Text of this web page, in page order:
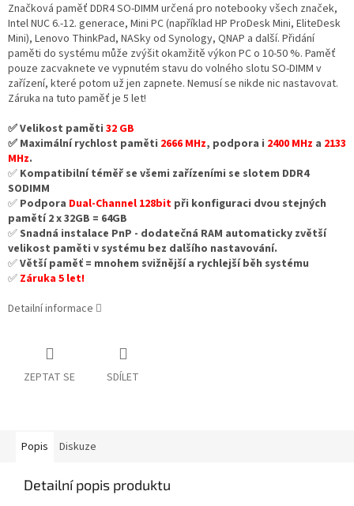
Značková paměť DDR4 SO-DIMM určená pro notebooky všech značek,
Intel NUC 6.-12. generace, Mini PC (například HP ProDesk Mini, EliteDesk
Mini), Lenovo ThinkPad, NASky od Synology, QNAP a další. Přidání
paměti do systému může zvýšit okamžitě výkon PC o 10-50 %. Paměť
pouze zacvaknete ve vypnutém stavu do volného slotu SO-DIMM v
zařízení, které potom už jen zapnete. Nemusí se nikde nic nastavovat.
Záruka na tuto paměť je 5 let!
✅ Velikost paměti 32 GB
✅ Maximální rychlost paměti 2666 MHz, podpora i 2400 MHz a 2133
MHz.
✅ Kompatibilní téměř se všemi zařízeními se slotem DDR4
SODIMM
✅ Podpora Dual-Channel 128bit při konfiguraci dvou stejných
pamětí 2 x 32GB = 64GB
✅Snadná instalace PnP - dodatečná RAM automaticky zvětší
velikost paměti v systému bez dalšího nastavování.
✅Větší paměť = mnohem svižnější a rychlejší běh systému
✅ Záruka 5 let!
Detailní informace
ZEPTAT SE SDÍLET
Popis Diskuze
Detailní popis produktu